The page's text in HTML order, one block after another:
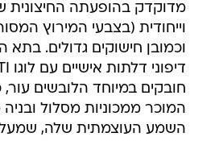
מדוקדק בהופעתה
וייחודית (בצבעי המירוץ
וכמובן חישוקים גדולים. בתא
חובקים במיוחד הלובשים
המוכר ממכוניות מסלול
השמע העוצמתית שלה,